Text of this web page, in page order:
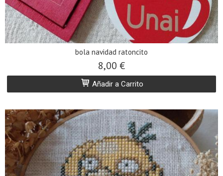
bola navidad ratoncito
8,00 €
Añadir a Carrito